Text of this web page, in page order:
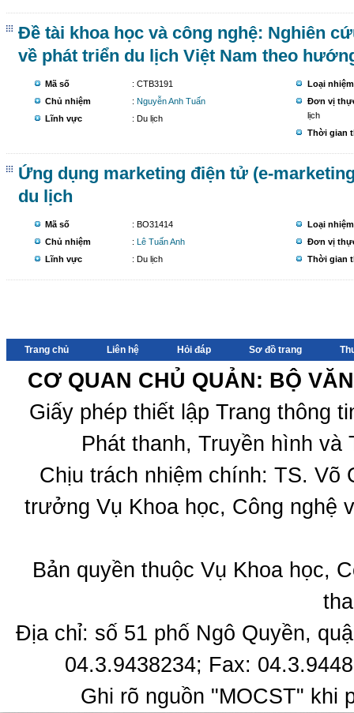
Đề tài khoa học và công nghệ: Nghiên
về phát triển du lịch Việt Nam theo
Mã số
: CTB3191
Chủ nhiệm
: Nguyễn Anh Tuấn
Lĩnh vực
: Du lịch
Loại
Đơn vị
lịch
Thời gian
Ứng dụng marketing điện tử (e-
du lịch
Mã số
: BO31414
Chủ nhiệm
:
Lê Tuấn Anh
Lĩnh vực
: Du lịch
Loại
Đơn vị
Thời gian
Trang chủ Liên hệ Hỏi đáp Sơ đồ trang
CƠ QUAN CHỦ QUẢN: BỘ
Giấy phép thiết lập Trang thông
Phát thanh, Truyền hình
Chịu trách nhiệm chính: TS.
trưởng Vụ Khoa học, Công nghệ
Bản quyền thuộc Vụ Khoa học,
Địa chỉ: số 51 phố Ngô Quyền,
04.3.9438234; Fax:
Ghi rõ nguồn "MOCST" khi